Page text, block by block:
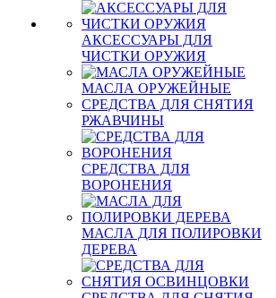
АКСЕССУАРЫ ДЛЯ
ЧИСТКИ ОРУЖИЯ
МАСЛА ОРУЖЕЙНЫЕ
СРЕДСТВА ДЛЯ СНЯТИЯ
РЖАВЧИНЫ
СРЕДСТВА ДЛЯ
ВОРОНЕНИЯ
МАСЛА ДЛЯ ПОЛИРОВКИ
ДЕРЕВА